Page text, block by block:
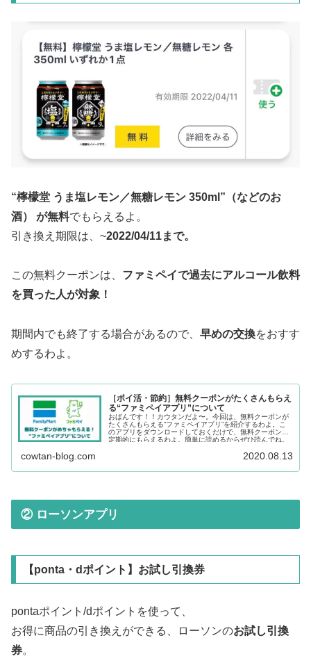
“檸檬堂 うま塩レモン／無糖レモン 350ml”（などのお
酒） が無料でもらえるよ。
引き換え期限は、~2022/04/11まで。
この無料クーポンは、 ファミペイで過去にアルコール飲料
を買った人が対象！
期間内でも終了する場合があるので、 早めの交換をおすす
めするわよ。
［ポイ活・節約］無料クーポンがたくさんもらえ
る“ファミペイアプリ”について
おばんです！！カウタンだよ〜。今回は、無料クーポンが
たくさんもらえる“ファミペイアプリ”を紹介するわよ。こ
のアプリをダウンロードしておくだけで、無料クーポンが
定期的にもらえるわよ。簡単に読めるからぜひ読んでね。
cowtan-blog.com 2020.08.13
② ローソンアプリ
【ponta・dポイント】お試し引換券
pontaポイント/dポイントを使って、
お得に商品の引き換えができる、ローソンのお試し引換
券。